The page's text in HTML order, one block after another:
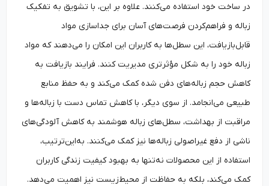
در ساخت خود استفاده می‌کنند. علاوه بر این، با تشویق به تفکیک
زباله و فراهم‌کردن فرصت‌های آسان برای جداسازی مواد
قابل‌بازیافت، این سطل‌ها به کاربران این امکان را می‌دهند که مواد
زباله خود را به شکل مؤثرتری مدیریت کنند. فرایند بازیافت به
کاهش حجم زباله‌های دفن شده کمک می‌کند و به حفظ منابع
طبیعی می‌انجامد. از سوی دیگر، با کاهش تماس دست با زباله‌ها و
مراقبت از بهداشت، سطل‌های زباله هوشمند به کاهش آلودگی‌های
ناشی از دفع غیراصولی زباله‌ها نیز کمک می‌کنند. به‌این‌ترتیب،
استفاده از این محصولات نه‌تنها به بهبود کیفیت زندگی کاربران
کمک می‌کند، بلکه به حفاظت از محیط‌زیست نیز اهمیت می‌دهد.